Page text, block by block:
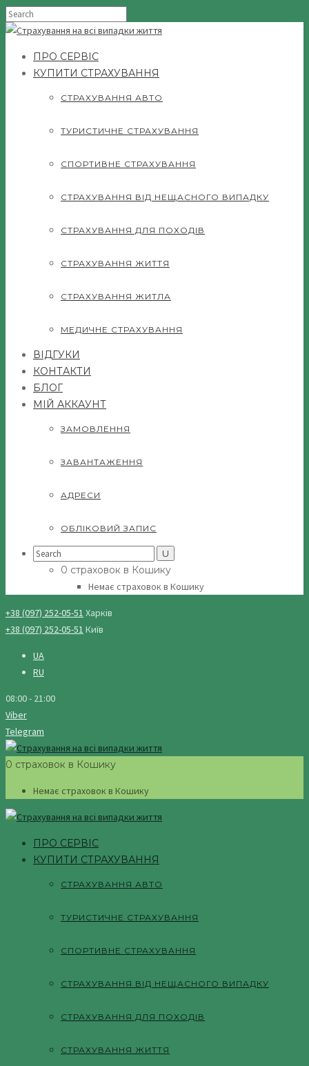
ПРО СЕРВІС
КУПИТИ СТРАХУВАННЯ
СТРАХУВАННЯ АВТО
ТУРИСТИЧНЕ СТРАХУВАННЯ
СПОРТИВНЕ СТРАХУВАННЯ
СТРАХУВАННЯ ВІД НЕЩАСНОГО ВИПАДКУ
СТРАХУВАННЯ ДЛЯ ПОХОДІВ
СТРАХУВАННЯ ЖИТТЯ
СТРАХУВАННЯ ЖИТЛА
МЕДИЧНЕ СТРАХУВАННЯ
ВІДГУКИ
КОНТАКТИ
БЛОГ
МІЙ АККАУНТ
ЗАМОВЛЕННЯ
ЗАВАНТАЖЕННЯ
АДРЕСИ
ОБЛІКОВИЙ ЗАПИС
Search
0 страховок в Кошику
Немає страховок в Кошику
+38 (097) 252-05-51 Харків
+38 (097) 252-05-51 Київ
UA
RU
08:00 - 21:00
Viber
Telegram
0 страховок в Кошику
Немає страховок в Кошику
ПРО СЕРВІС
КУПИТИ СТРАХУВАННЯ
СТРАХУВАННЯ АВТО
ТУРИСТИЧНЕ СТРАХУВАННЯ
СПОРТИВНЕ СТРАХУВАННЯ
СТРАХУВАННЯ ВІД НЕЩАСНОГО ВИПАДКУ
СТРАХУВАННЯ ДЛЯ ПОХОДІВ
СТРАХУВАННЯ ЖИТТЯ